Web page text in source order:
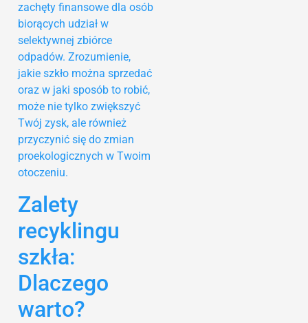
zachęty finansowe dla osób
biorących udział w
selektywnej zbiórce
odpadów. Zrozumienie,
jakie szkło można sprzedać
oraz w jaki sposób to robić,
może nie tylko zwiększyć
Twój zysk, ale również
przyczynić się do zmian
proekologicznych w Twoim
otoczeniu.
Zalety
recyklingu
szkła:
Dlaczego
warto?